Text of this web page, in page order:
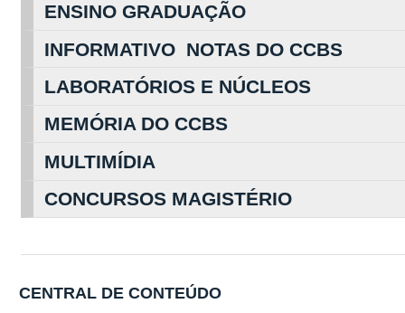
ENSINO GRADUAÇÃO
INFORMATIVO NOTAS DO CCBS
LABORATÓRIOS E NÚCLEOS
MEMÓRIA DO CCBS
MULTIMÍDIA
CONCURSOS MAGISTÉRIO
CENTRAL DE CONTEÚDO